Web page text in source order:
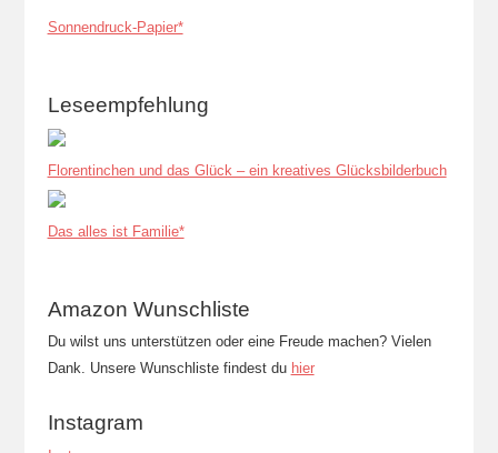
Sonnendruck-Papier*
Leseempfehlung
Florentinchen und das Glück – ein kreatives Glücksbilderbuch
Das alles ist Familie*
Amazon Wunschliste
Du wilst uns unterstützen oder eine Freude machen? Vielen
Dank. Unsere Wunschliste findest du hier
Instagram